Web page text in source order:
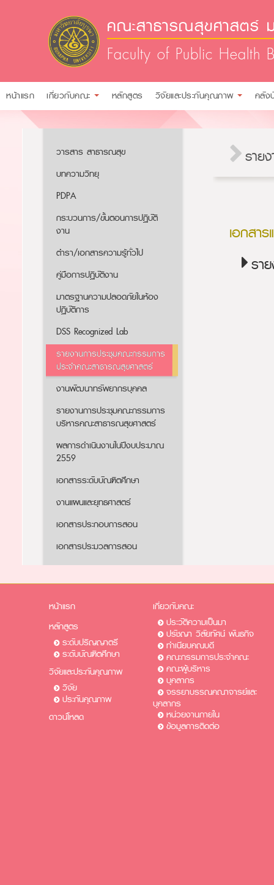
คณะสาธารณสุขศาสตร์
Faculty of Public Health
หน้าแรก เกี่ยวกับคณะ หลักสูตร วิจัยและประกันคุณภาพ คลั
วารสาร สาธารณสุข
บทความวิทยุ
PDPA
กระบวนการ/ขั้นตอนการปฏิบัติ
งาน
ตำรา/เอกสารความรู้ทั่วไป
คู่มือการปฏิบัติงาน
มาตรฐานความปลอดภัยในห้อง
ปฏิบัติการ
DSS Recognized Lab
รายงานการประชุมคณะกรรมการ
ประจำคณะสาธารณสุขศาสตร์
งานพัฒนาทรัพยากรบุคคล
รายงานการประชุมคณะกรรมการ
บริหารคณะสาธารณสุขศาสตร์
ผลการดำเนินงานในปีงบประมาณ
2559
เอกสารระดับบัณฑิตศึกษา
งานแผนและยุทธศาสตร์
เอกสารประกอบการสอน
เอกสารประมวลการสอน
ราย
เอกสา
รา
หน้าแรก
หลักสูตร
ระดับปริญญาตรี
ระดับบัณฑิตศึกษา
วิจัยและประกันคุณภาพ
วิจัย
ประกันคุณภาพ
ดาวน์โหลด
เกี่ยวกับคณะ
ประวัติความเป็นมา
ปรัชญา วิสัยทัศน์ พันธกิจ
ทำเนียบคณบดี
คณะกรรมการประจำคณะ
คณะผู้บริหาร
บุคลากร
จรรยาบรรณคณาจารย์และ
บุคลากร
หน่วยงานภายใน
ข้อมูลการติดต่อ